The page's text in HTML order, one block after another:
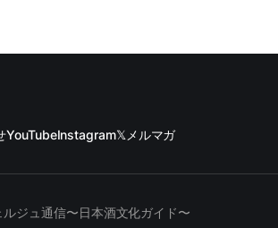
YouTubeInstagram𝕏 メルマガ
ルジュ通信〜日本酒文化ガイド〜